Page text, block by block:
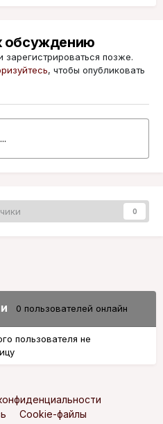
обсуждению
позже.
, чтобы опубликовать
0
0 пользователей онлайн
пользователя не
Cookie-файлы